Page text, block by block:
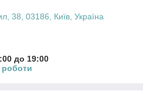
38, 03186, Київ, Україна
до 19:00
роботи